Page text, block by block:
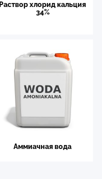
Раствор xлорид кальция
34%
Аммиачная вода